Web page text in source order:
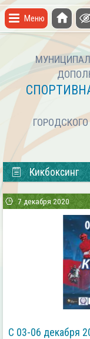
Меню
Кикбоксинг
7 декабря 2020
С 03-06 декабря